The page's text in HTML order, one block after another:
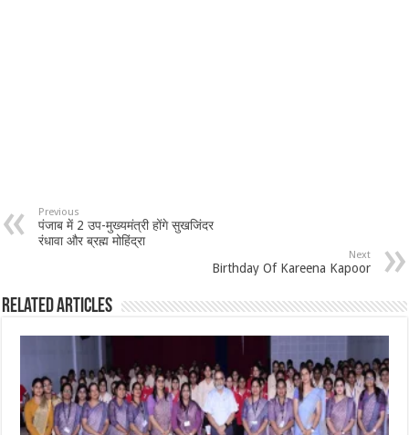
Previous
पंजाब में 2 उप-मुख्यमंत्री होंगे सुखजिंदर
रंधावा और ब्रह्म मोहिंद्रा
Next
Birthday Of Kareena Kapoor
Related Articles